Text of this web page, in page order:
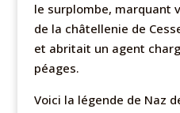
le surplombe, marquant
de la châtellenie de
et abritait un agent
péages.
Voici la légende de Naz